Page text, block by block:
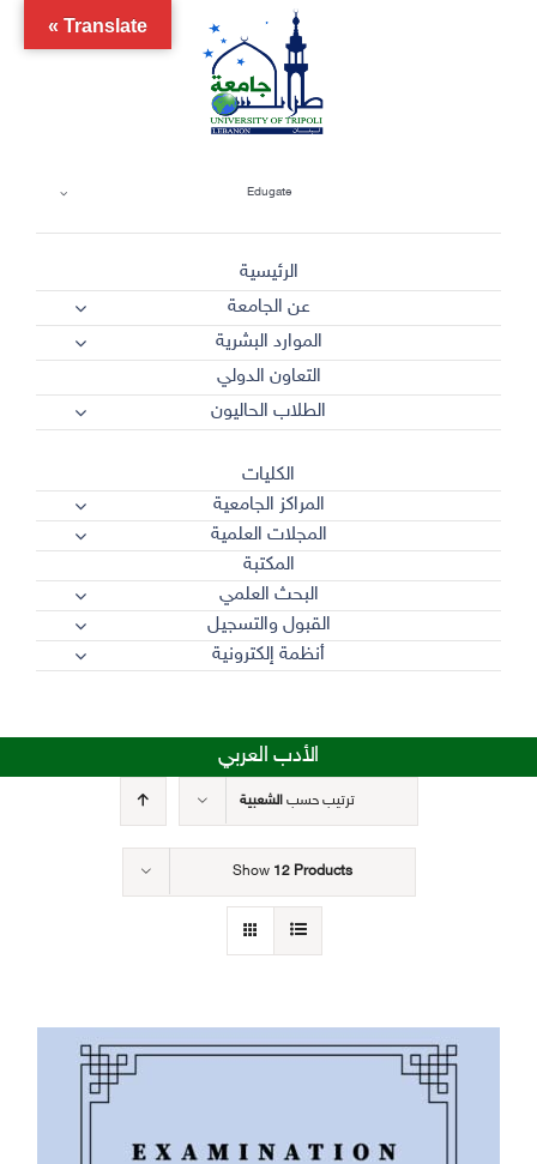
Edugate
الرئيسية
عن الجامعة
الموارد البشرية
التعاون الدولي
الطلاب الحاليون
الكليات
المراكز الجامعية
المجلات العلمية
المكتبة
البحث العلمي
القبول والتسجيل
أنظمة إلكترونية
الأدب العربي
ترتيب حسبالشعبية
Show 12 Products
Translate »